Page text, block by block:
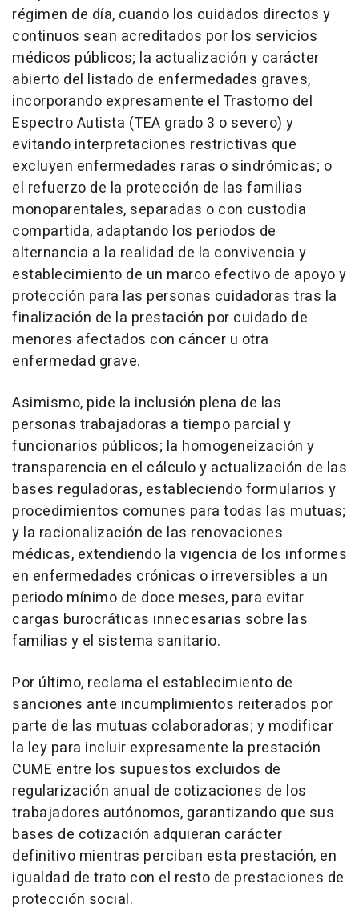
régimen de día, cuando los cuidados directos y
continuos sean acreditados por los servicios
médicos públicos; la actualización y carácter
abierto del listado de enfermedades graves,
incorporando expresamente el Trastorno del
Espectro Autista (TEA grado 3 o severo) y
evitando interpretaciones restrictivas que
excluyen enfermedades raras o sindrómicas; o
el refuerzo de la protección de las familias
monoparentales, separadas o con custodia
compartida, adaptando los periodos de
alternancia a la realidad de la convivencia y
establecimiento de un marco efectivo de apoyo y
protección para las personas cuidadoras tras la
finalización de la prestación por cuidado de
menores afectados con cáncer u otra
enfermedad grave.
Asimismo, pide la inclusión plena de las
personas trabajadoras a tiempo parcial y
funcionarios públicos; la homogeneización y
transparencia en el cálculo y actualización de las
bases reguladoras, estableciendo formularios y
procedimientos comunes para todas las mutuas;
y la racionalización de las renovaciones
médicas, extendiendo la vigencia de los informes
en enfermedades crónicas o irreversibles a un
periodo mínimo de doce meses, para evitar
cargas burocráticas innecesarias sobre las
familias y el sistema sanitario.
Por último, reclama el establecimiento de
sanciones ante incumplimientos reiterados por
parte de las mutuas colaboradoras; y modificar
la ley para incluir expresamente la prestación
CUME entre los supuestos excluidos de
regularización anual de cotizaciones de los
trabajadores autónomos, garantizando que sus
bases de cotización adquieran carácter
definitivo mientras perciban esta prestación, en
igualdad de trato con el resto de prestaciones de
protección social.